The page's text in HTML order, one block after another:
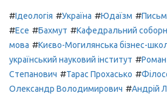
#Ідеологія #Україна #Юдаїзм #
#Есе #Бахмут #Кафедральний
мова #Києво-Могилянська бізнес-
український науковий інститут #Роман
Степанович #Тарас Прохасько #
Олександр Володимирович #Андрій